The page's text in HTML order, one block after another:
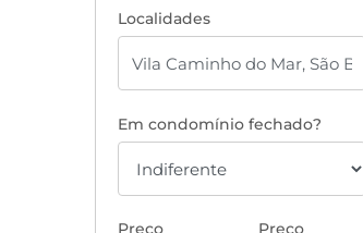
Localidades
Em condomínio fechado?
Preço
Preço